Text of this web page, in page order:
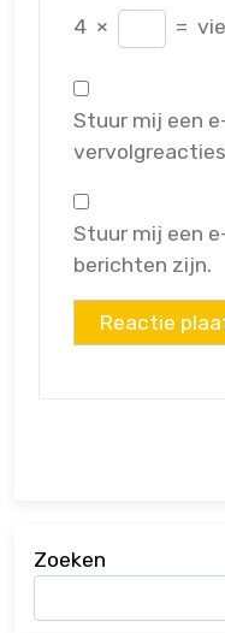
4 × =
Stuur mij een
Stuur mij een
berichten zijn.
Zoeken